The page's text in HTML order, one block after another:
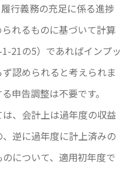
行義務の充足に係る進捗
れるものに基づいて計算
21の5）であればインプッ
認められると考えられま
申告調整は不要です。
、会計上は過年度の収益
逆に過年度に計上済みの
について、適用初年度で